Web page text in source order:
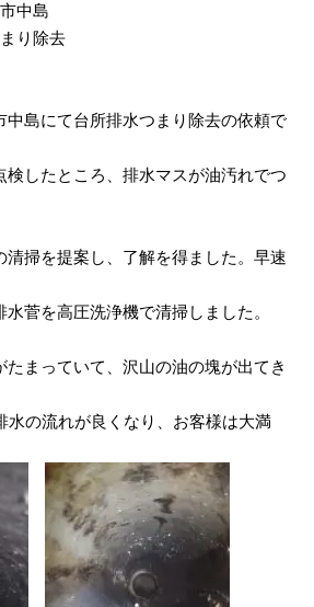
中島
り除去
中島にて台所排水つまり除去の依頼で
検したところ、排水マスが油汚れでつ
清掃を提案し、了解を得ました。早速
菅を高圧洗浄機で清掃しました。
まっていて、沢山の油の塊が出てき
水の流れが良くなり、お客様は大満